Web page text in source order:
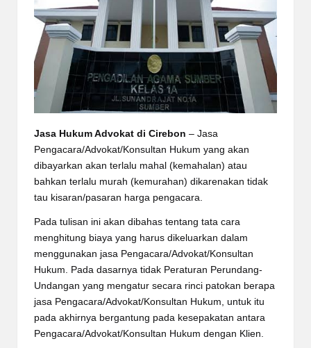
Jasa Hukum Advokat di Cirebon – Jasa
Pengacara/Advokat/Konsultan Hukum yang akan
dibayarkan akan terlalu mahal (kemahalan) atau
bahkan terlalu murah (kemurahan) dikarenakan tidak
tau kisaran/pasaran harga pengacara.
Pada tulisan ini akan dibahas tentang tata cara
menghitung biaya yang harus dikeluarkan dalam
menggunakan jasa Pengacara/Advokat/Konsultan
Hukum. Pada dasarnya tidak Peraturan Perundang-
Undangan yang mengatur secara rinci patokan berapa
jasa Pengacara/Advokat/Konsultan Hukum, untuk itu
pada akhirnya bergantung pada kesepakatan antara
Pengacara/Advokat/Konsultan Hukum dengan Klien.